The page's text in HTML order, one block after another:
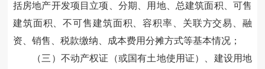
括房地产开发项目立项、分期、用地、总建筑面积、可售
建筑面积、不可售建筑面积、容积率、关联方交易、融
资、 销售 、税款缴纳、成本费用分摊方式等基本情况；
（三） 不动产权证（或国有土地使用证）
、建设用地